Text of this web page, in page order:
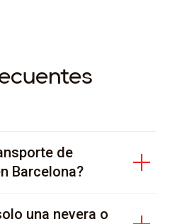
de
Barcelona?
una nevera o